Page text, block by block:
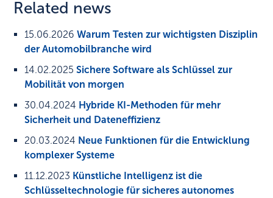
Related news
15.06.2026 Warum Testen zur wichtigsten Disziplin
der Automobilbranche wird
14.02.2025 Sichere Software als Schlüssel zur
Mobilität von morgen
30.04.2024 Hybride KI-Methoden für mehr
Sicherheit und Dateneffizienz
20.03.2024 Neue Funktionen für die Entwicklung
komplexer Systeme
11.12.2023 Künstliche Intelligenz ist die
Schlüsseltechnologie für sicheres autonomes